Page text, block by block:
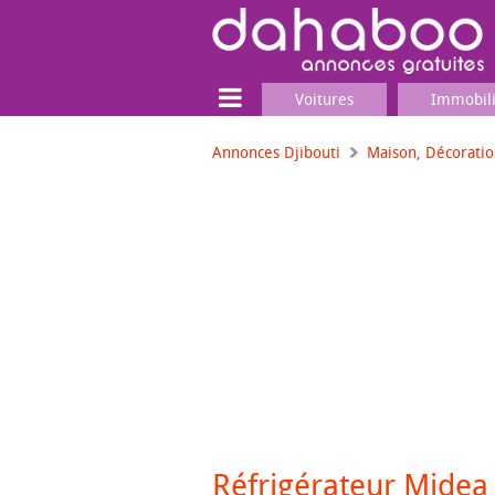
Voitures
Annonces Djibouti Maison,
Réfrigérateur